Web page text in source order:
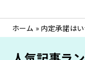
ホーム » 内定承諾は